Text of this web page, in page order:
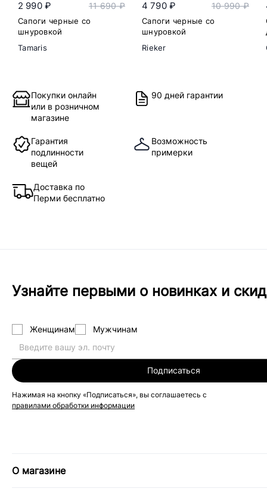
2 990 ₽ 11 690 ₽
Сапоги черные со
шнуровкой
Tamaris
4 790 ₽ 10 990 ₽
Сапоги черные со
шнуровкой
Rieker
Покупки онлайн
или в розничном
магазине
90 дней гарантии
Гарантия
подлинности
вещей
Возможность
примерки
Доставка по
Перми бесплатно
Узнайте первыми о новинках и
Женщинам Мужчинам
Подписаться
Нажимая на кнопку «Подписаться», вы соглашаетесь с
правилами обработки информации
О магазине